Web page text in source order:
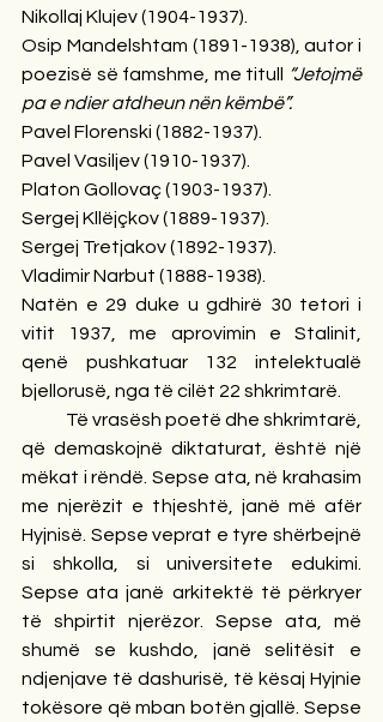
Nikollaj Klujev (1904-1937).
Osip Mandelshtam (1891-1938), autor i
poezisë së famshme, me titull
“Jetojmë
pa e ndier atdheun nën këmbë”.
Pavel Florenski (1882-1937).
Pavel Vasiljev (1910-1937).
Platon Gollovaç (1903-1937).
Sergej Kllëjçkov (1889-1937).
Sergej Tretjakov (1892-1937).
Vladimir Narbut (1888-1938).
Natën e 29 duke u gdhirë 30 tetori i
vitit 1937, me aprovimin e Stalinit,
qenë pushkatuar 132 intelektualë
bjellorusë, nga të cilët 22 shkrimtarë.
Të vrasësh poetë dhe shkrimtarë,
që demaskojnë diktaturat, është një
mëkat i rëndë. Sepse ata, në krahasim
me njerëzit e thjeshtë, janë më afër
Hyjnisë. Sepse veprat e tyre shërbejnë
si shkolla, si universitete edukimi.
Sepse ata janë arkitektë të përkryer
të shpirtit njerëzor. Sepse ata, më
shumë se kushdo, janë selitësit e
ndjenjave të dashurisë, të kësaj Hyjnie
tokësore që mban botën gjallë. Sepse